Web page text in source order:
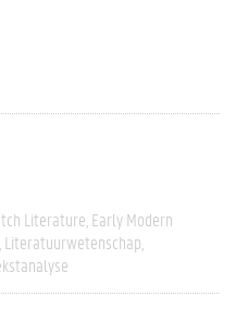
Literature Early Modern
Literatuurwetenschap